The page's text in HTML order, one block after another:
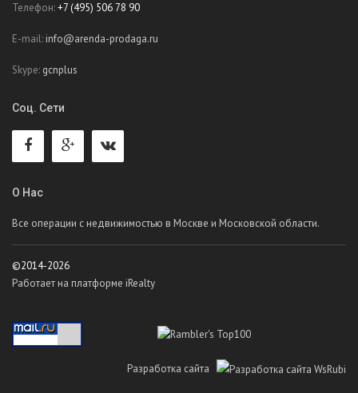
Телефон:+7 (495) 506 78 90
E-mail: info@arenda-prodaga.ru
Skype: gcnplus
Соц. Сети
О Нас
Все операции с недвижимостью в Москве и Московской области.
©2014-2026
Работает на платформе iRealty
Разработка сайта